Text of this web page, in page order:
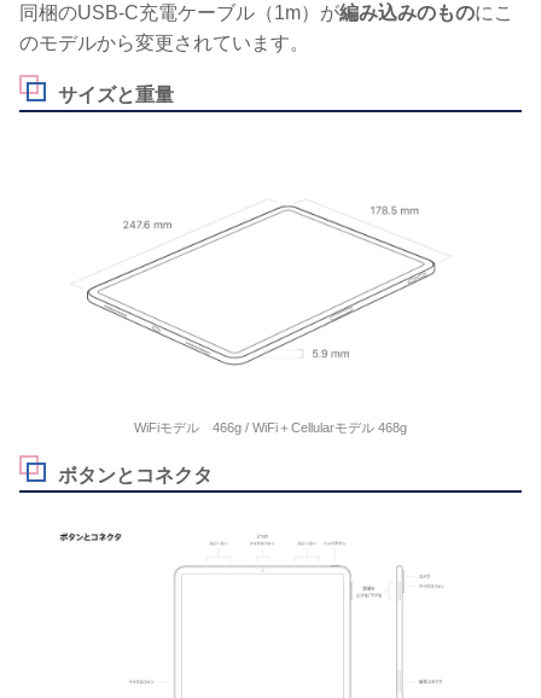
同梱のUSB-C充電ケーブル（1m）が編み込みのものにこ
のモデルから変更されています。
サイズと重量
WiFiモデル 466g / WiFi＋Cellularモデル 468g
ボタンとコネクタ